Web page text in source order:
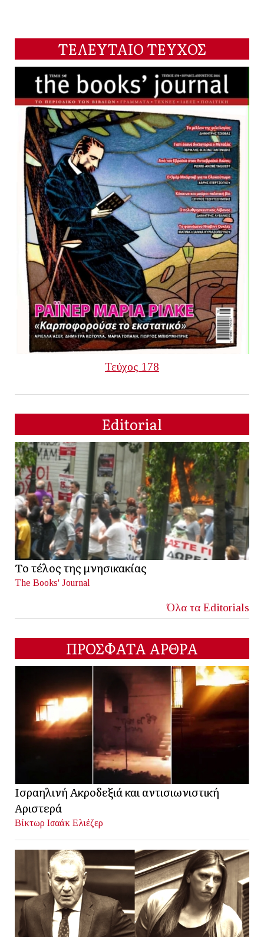
ΤΕΛΕΥΤΑΙΟ ΤΕΥΧΟΣ
Τεύχος 178
Editorial
Το τέλος της μνησικακίας
The Books' Journal
Όλα τα Editorials
ΠΡΟΣΦΑΤΑ ΑΡΘΡΑ
Ισραηλινή Ακροδεξιά και αντισιωνιστική
Αριστερά
Βίκτωρ Ισαάκ Ελιέζερ